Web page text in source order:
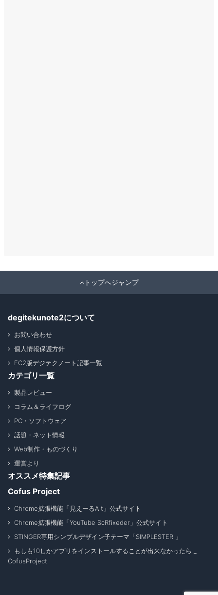
トップへジャンプ
degitekunote2について
お問い合わせ
個人情報保護方針
FC2版デジテクノート記事一覧
カテゴリ一覧
製品レビュー
コラム＆ライフログ
PC・ソフトウェア
話題・ネット情報
Web制作・ものづくり
運営より
オススメ特集記事
Cofus Project
Chrome拡張機能「見えーるAlt」公式サイト
Chrome拡張機能「YouTube ScRfixeder」公式サイト
STINGER専用シンプルデザイン子テーマ「SIMPLESTER 」
もしも10しかアプリをインストールすることが出来なかったら _
CofusProject